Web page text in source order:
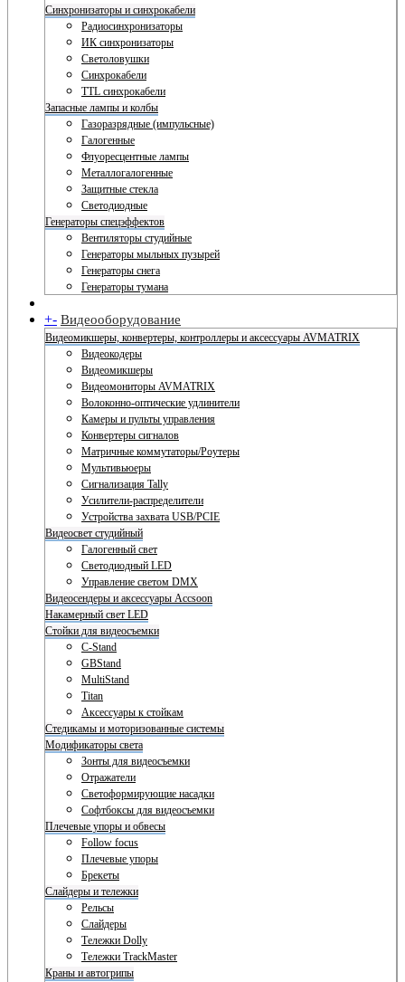
Синхронизаторы и синхрокабели
Радиосинхронизаторы
ИК синхронизаторы
Светоловушки
Синхрокабели
TTL синхрокабели
Запасные лампы и колбы
Газоразрядные (импульсные)
Галогенные
Флуоресцентные лампы
Металлогалогенные
Защитные стекла
Светодиодные
Генераторы спецэффектов
Вентиляторы студийные
Генераторы мыльных пузырей
Генераторы снега
Генераторы тумана
+- Видеооборудование
Видеомикшеры, конвертеры, контроллеры и аксессуары AVMATRIX
Видеокодеры
Видеомикшеры
Видеомониторы AVMATRIX
Волоконно-оптические удлинители
Камеры и пульты управления
Конвертеры сигналов
Матричные коммутаторы/Роутеры
Мультивьюеры
Сигнализация Tally
Усилители-распределители
Устройства захвата USB/PCIE
Видеосвет студийный
Галогенный свет
Светодиодный LED
Управление светом DMX
Видеосендеры и аксессуары Accsoon
Накамерный свет LED
Стойки для видеосъемки
C-Stand
GBStand
MultiStand
Titan
Аксессуары к стойкам
Стедикамы и моторизованные системы
Модификаторы света
Зонты для видеосъемки
Отражатели
Светоформирующие насадки
Софтбоксы для видеосъемки
Плечевые упоры и обвесы
Follow focus
Плечевые упоры
Брекеты
Слайдеры и тележки
Рельсы
Слайдеры
Тележки Dolly
Тележки TrackMaster
Краны и автогрипы